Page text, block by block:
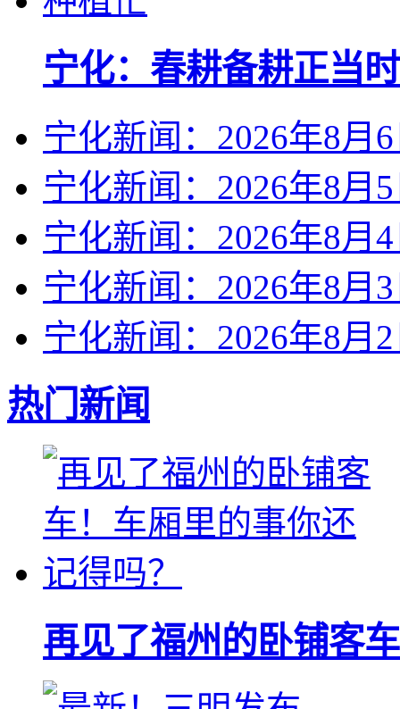
宁化：春耕备耕正当
宁化新闻：2026年8月
宁化新闻：2026年8月
宁化新闻：2026年8月
宁化新闻：2026年8月
宁化新闻：2026年8月
热门新闻
再见了福州的卧铺客